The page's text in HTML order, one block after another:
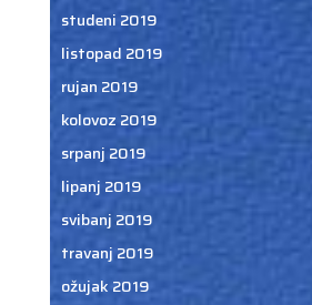
studeni 2019
listopad 2019
rujan 2019
kolovoz 2019
srpanj 2019
lipanj 2019
svibanj 2019
travanj 2019
ožujak 2019